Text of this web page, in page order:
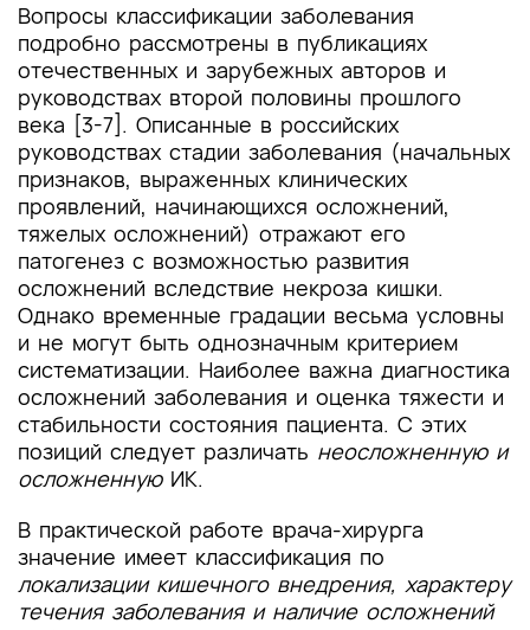
Вопросы классификации заболевания
подробно рассмотрены в публикациях
отечественных и зарубежных авторов и
руководствах второй половины прошлого
века [3-7]. Описанные в российских
руководствах стадии заболевания (начальных
признаков, выраженных клинических
проявлений, начинающихся осложнений,
тяжелых осложнений) отражают его
патогенез с возможностью развития
осложнений вследствие некроза кишки.
Однако временные градации весьма условны
и не могут быть однозначным критерием
систематизации. Наиболее важна диагностика
осложнений заболевания и оценка тяжести и
стабильности состояния пациента. С этих
позиций следует различать неосложненную и
осложненную ИК.
В практической работе врача-хирурга
значение имеет классификация по
локализации кишечного внедрения, характеру
течения заболевания и наличие осложнений